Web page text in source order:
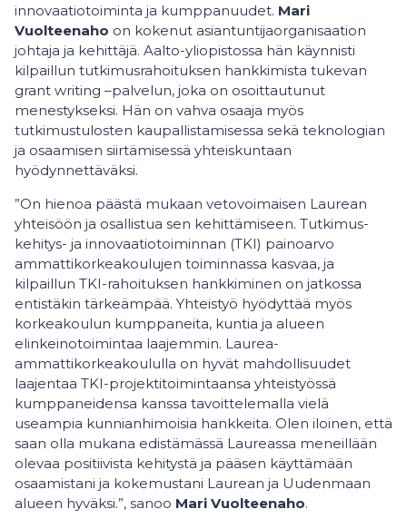
innovaatiotoiminta ja kumppanuudet. Mari
Vuolteenaho on kokenut asiantuntijaorganisaation
johtaja ja kehittäjä. Aalto-yliopistossa hän käynnisti
kilpaillun tutkimusrahoituksen hankkimista tukevan
grant writing –palvelun, joka on osoittautunut
menestykseksi. Hän on vahva osaaja myös
tutkimustulosten kaupallistamisessa sekä teknologian
ja osaamisen siirtämisessä yhteiskuntaan
hyödynnettäväksi.
”On hienoa päästä mukaan vetovoimaisen Laurean
yhteisöön ja osallistua sen kehittämiseen. Tutkimus-
kehitys- ja innovaatiotoiminnan (TKI) painoarvo
ammattikorkeakoulujen toiminnassa kasvaa, ja
kilpaillun TKI-rahoituksen hankkiminen on jatkossa
entistäkin tärkeämpää. Yhteistyö hyödyttää myös
korkeakoulun kumppaneita, kuntia ja alueen
elinkeinotoimintaa laajemmin. Laurea-
ammattikorkeakoululla on hyvät mahdollisuudet
laajentaa TKI-projektitoimintaansa yhteistyössä
kumppaneidensa kanssa tavoittelemalla vielä
useampia kunnianhimoisia hankkeita. Olen iloinen, että
saan olla mukana edistämässä Laureassa meneillään
olevaa positiivista kehitystä ja pääsen käyttämään
osaamistani ja kokemustani Laurean ja Uudenmaan
alueen hyväksi.”, sanoo Mari Vuolteenaho.